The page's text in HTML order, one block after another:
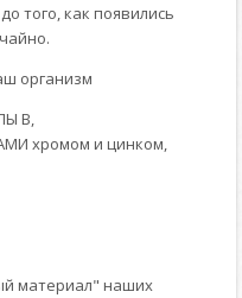
того, как появились
организм
В,
хромом и цинком,
материал" наших